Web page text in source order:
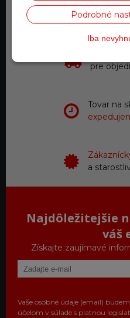
Podrobné
Iba
0918 711
pre
Tovar na
a
Najdôležitejšie
váš
Získajte zaujímavé
Vaše osobné údaje (email)
účelom v súlade s platnou